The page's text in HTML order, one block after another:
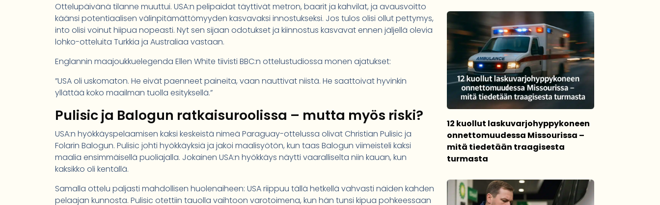
Ottelupäivänä tilanne muuttui. USA:n pelipaidat täyttivät metron, baarit ja kahvilat, ja avausvoitto
käänsi potentiaalisen välinpitämättömyyden kasvavaksi innostukseksi. Jos tulos olisi ollut pettymys,
into olisi voinut hiipua nopeasti. Nyt sen sijaan odotukset ja kiinnostus kasvavat ennen jäljellä olevia
lohko-otteluita Turkkia ja Australiaa vastaan.
Englannin maajoukkuelegenda Ellen White tiivisti BBC:n ottelustudiossa monen ajatukset:
”USA oli uskomaton. He eivät paenneet paineita, vaan nauttivat niistä. He saattoivat hyvinkin
yllättää koko maailman tuolla esityksellä.”
Pulisic ja Balogun ratkaisuroolissa – mutta myös riski?
USA:n hyökkäyspelaamisen kaksi keskeistä nimeä Paraguay-ottelussa olivat Christian Pulisic ja
Folarin Balogun. Pulisic johti hyökkäyksiä ja jakoi maalisyötön, kun taas Balogun viimeisteli kaksi
maalia ensimmäisellä puoliajalla. Jokainen USA:n hyökkäys näytti vaaralliselta niin kauan, kun
kaksikko oli kentällä.
Samalla ottelu paljasti mahdollisen huolenaiheen: USA riippuu tällä hetkellä vahvasti näiden kahden
pelaajan kunnosta. Pulisic otettiin tauolla vaihtoon varotoimena, kun hän tunsi kipua pohkeessaan
12 kuollut laskuvarjohyppykoneen
onnettomuudessa Missourissa –
mitä tiedetään traagisesta
turmasta